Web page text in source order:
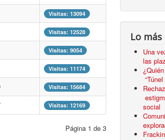
Visitas: 13094
Visitas: 12528
Visitas: 9054
Visitas: 11174
Visitas: 15684
Visitas: 12169
Página 1 de 3
Lo
Una
las
social